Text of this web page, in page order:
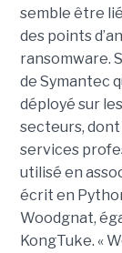
semble être
des points
ransomware.
de Symantec
déployé sur
secteurs, dont
services
utilisé en
écrit en
Woodgnat,
KongTuke. «